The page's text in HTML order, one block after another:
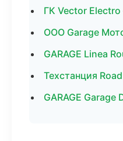
ГК Vector
ООО Garage
GARAGE Linea
Техстанция
GARAGE